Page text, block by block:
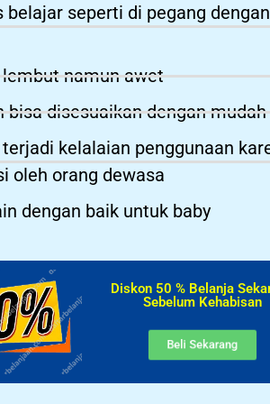
belajar seperti di pegang dengan
lembut namun awet
bisa disesuaikan dengan mudah
kelalaian penggunaan
oleh orang dewasa
dengan baik untuk baby
Diskon 50 % Belanja
Sebelum Kehabisan​
Beli Sekarang